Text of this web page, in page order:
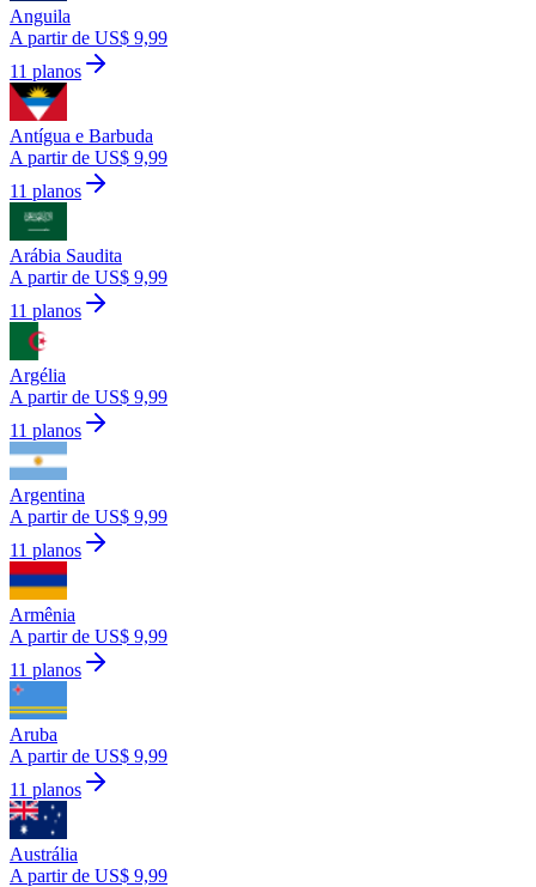
Anguila
A partir de US$ 9,99
11 planos
Antígua e Barbuda
A partir de US$ 9,99
11 planos
Arábia Saudita
A partir de US$ 9,99
11 planos
Argélia
A partir de US$ 9,99
11 planos
Argentina
A partir de US$ 9,99
11 planos
Armênia
A partir de US$ 9,99
11 planos
Aruba
A partir de US$ 9,99
11 planos
Austrália
A partir de US$ 9,99